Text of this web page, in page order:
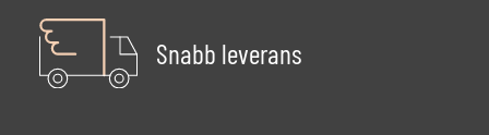
Snabb leverans